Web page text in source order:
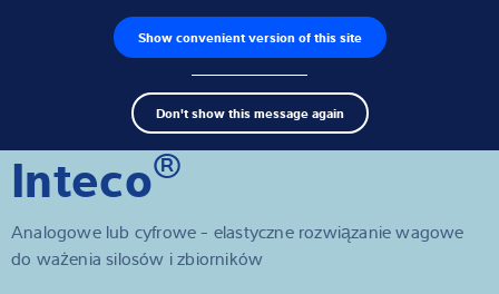
Show convenient version of this site
Don't show this message again
Wyszukiwarka produktów Praca
Search
term
Czujniki wagowe
Terminale wagowe
Rozwiązania w zakresie inspekcji
Inteco®
Analogowe lub cyfrowe - elastyczne rozwiązanie wagowe
do ważenia silosów i zbiorników